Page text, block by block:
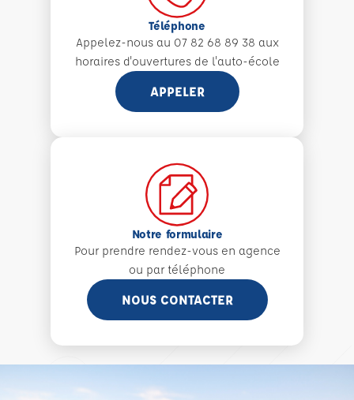
Téléphone
Appelez-nous au 07 82 68 89 38 aux
horaires d'ouvertures de l'auto-école
APPELER
Notre formulaire
Pour prendre rendez-vous en agence
ou par téléphone
NOUS CONTACTER